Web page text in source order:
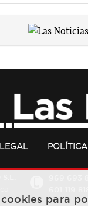
para